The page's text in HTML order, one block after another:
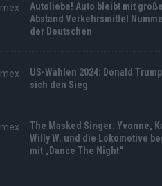
Autoliebe! Auto bleibt mit
Abstand Verkehrsmittel
der Deutschen
US-Wahlen 2024: Donald
sich den Sieg
The Masked Singer: Yvonne,
Willy W. und die Lokomotive
mit „Dance The Night“